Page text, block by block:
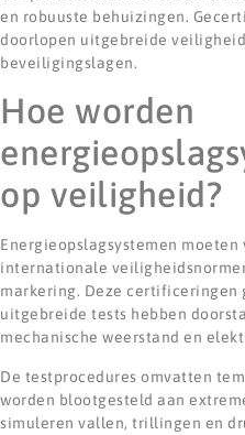
en robuuste behuizingen.
doorlopen uitgebreide
beveiligingslagen.
Hoe worden
op veiligheid?
Energieopslagsystemen moeten
internationale
markering. Deze
uitgebreide tests hebben
mechanische weerstand en
De testprocedures omvatten
worden blootgesteld aan
simuleren vallen, trillingen en